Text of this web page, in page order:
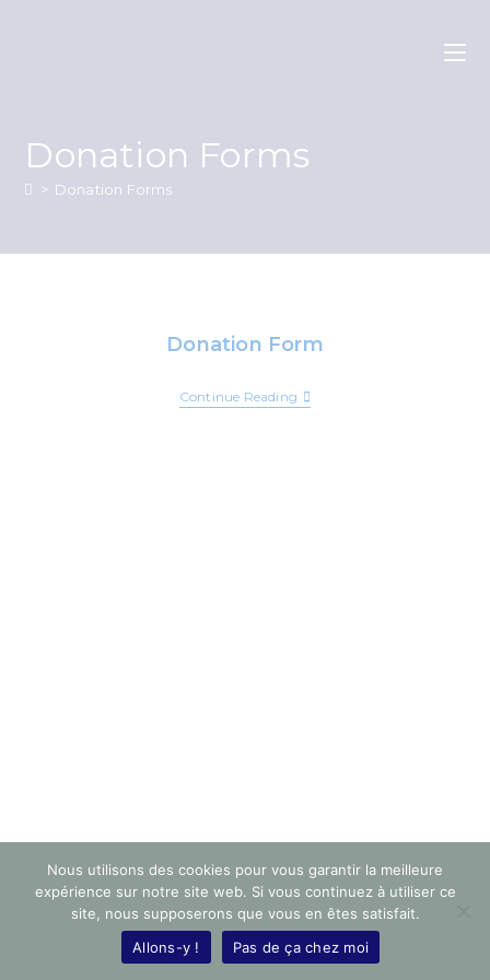
Donation Forms
> Donation Forms
Donation Form
Continue Reading
Nous utilisons des cookies pour vous garantir la meilleure
expérience sur notre site web. Si vous continuez à utiliser ce
site, nous supposerons que vous en êtes satisfait.
Allons-y !
Pas de ça chez moi